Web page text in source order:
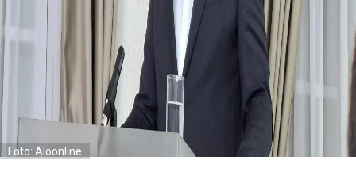
Foto: Aloonline